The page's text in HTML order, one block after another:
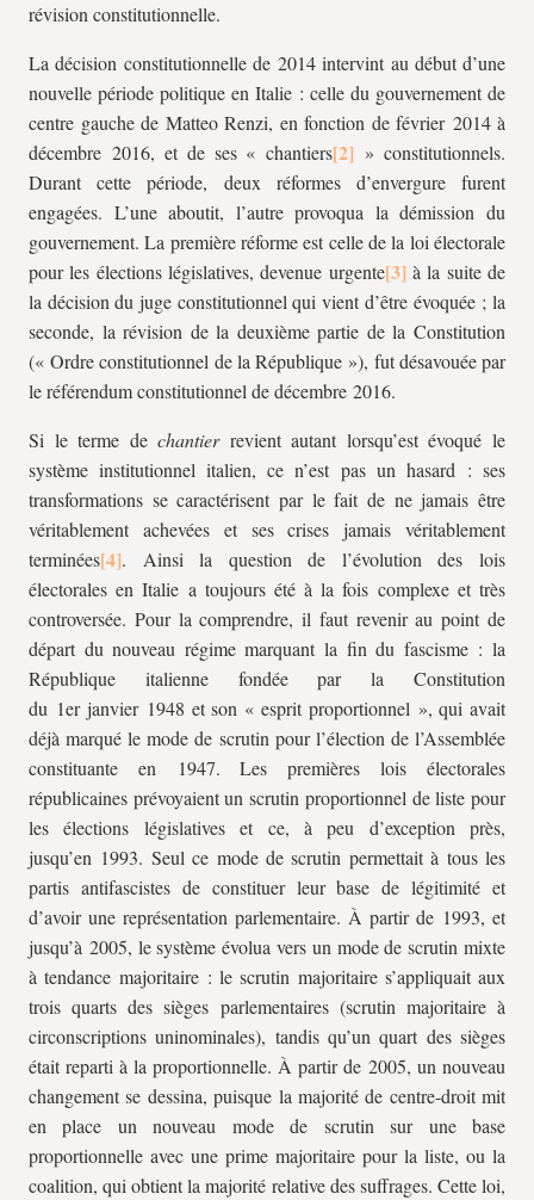
révision constitutionnelle.
La décision constitutionnelle de 2014 intervint au début d’une
nouvelle période politique en Italie : celle du gouvernement de
centre gauche de Matteo Renzi, en fonction de février 2014 à
décembre 2016, et de ses « chantiers
» constitutionnels.
Durant cette période, deux réformes d’envergure furent
engagées. L’une aboutit, l’autre provoqua la démission du
gouvernement. La première réforme est celle de la loi électorale
pour les élections législatives, devenue urgente
à la suite de
la décision du juge constitutionnel qui vient d’être évoquée ; la
seconde, la révision de la deuxième partie de la Constitution
(« Ordre constitutionnel de la République »), fut désavouée par
le référendum constitutionnel de décembre 2016.
Si le terme dechantierrevient autant lorsqu’est évoqué le
système institutionnel italien, ce n’est pas un hasard : ses
transformations se caractérisent par le fait de ne jamais être
véritablement achevées et ses crises jamais véritablement
terminées
. Ainsi la question de l’évolution des lois
électorales en Italie a toujours été à la fois complexe et très
controversée. Pour la comprendre, il faut revenir au point de
départ du nouveau régime marquant la fin du fascisme : la
République italienne fondée par la Constitution
du 1er janvier 1948 et son « esprit proportionnel », qui avait
déjà marqué le mode de scrutin pour l’élection de l’Assemblée
constituante en 1947. Les premières lois électorales
républicaines prévoyaient un scrutin proportionnel de liste pour
les élections législatives et ce, à peu d’exception près,
jusqu’en 1993. Seul ce mode de scrutin permettait à tous les
partis antifascistes de constituer leur base de légitimité et
d’avoir une représentation parlementaire. À partir de 1993, et
jusqu’à 2005, le système évolua vers un mode de scrutin mixte
à tendance majoritaire : le scrutin majoritaire s’appliquait aux
trois quarts des sièges parlementaires (scrutin majoritaire à
circonscriptions uninominales), tandis qu’un quart des sièges
était reparti à la proportionnelle. À partir de 2005, un nouveau
changement se dessina, puisque la majorité de centre-droit mit
en place un nouveau mode de scrutin sur une base
proportionnelle avec une prime majoritaire pour la liste, ou la
coalition, qui obtient la majorité relative des suffrages. Cette loi,